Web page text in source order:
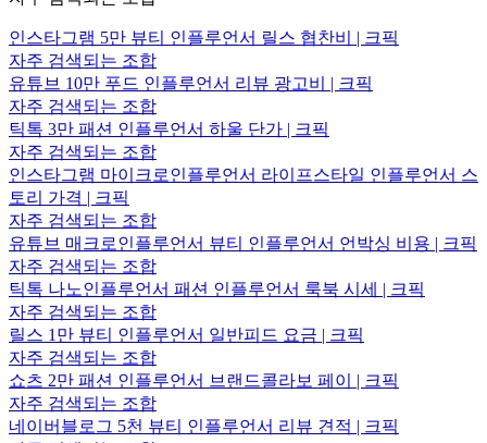
인스타그램 5만 뷰티 인플루언서 릴스 협찬비 | 크픽
자주 검색되는 조합
유튜브 10만 푸드 인플루언서 리뷰 광고비 | 크픽
자주 검색되는 조합
틱톡 3만 패션 인플루언서 하울 단가 | 크픽
자주 검색되는 조합
인스타그램 마이크로인플루언서 라이프스타일 인플루언서 스
토리 가격 | 크픽
자주 검색되는 조합
유튜브 매크로인플루언서 뷰티 인플루언서 언박싱 비용 | 크픽
자주 검색되는 조합
틱톡 나노인플루언서 패션 인플루언서 룩북 시세 | 크픽
자주 검색되는 조합
릴스 1만 뷰티 인플루언서 일반피드 요금 | 크픽
자주 검색되는 조합
쇼츠 2만 패션 인플루언서 브랜드콜라보 페이 | 크픽
자주 검색되는 조합
네이버블로그 5천 뷰티 인플루언서 리뷰 견적 | 크픽